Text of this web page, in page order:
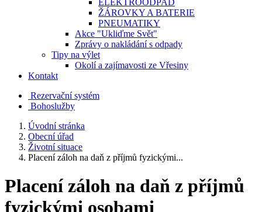
ELEKTROODPAD
ŽÁROVKY A BATERIE
PNEUMATIKY
Akce "Ukliďme Svět"
Zprávy o nakládání s odpady
Tipy na výlet
Okolí a zajímavosti ze Vřesiny
Kontakt
Rezervační systém
Bohoslužby
Úvodní stránka
Obecní úřad
Životní situace
Placení záloh na daň z příjmů fyzickými...
Placení záloh na daň z příjmů
fyzickými osobami